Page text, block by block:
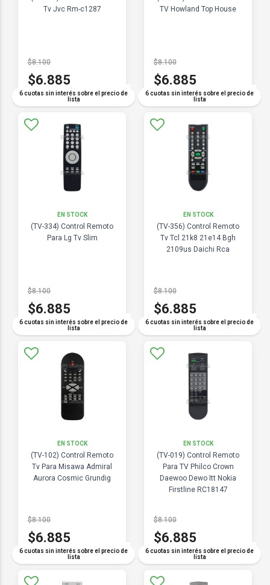
Tv Jvc Rm-c1287
6 cuotas sin interés sobre el precio de
lista
$8.100
$6.885
COMPARAR
TV Howland Top House
6 cuotas sin interés sobre el precio de
lista
$8.100
$6.885
COMPARAR
EN STOCK
(TV-334) Control Remoto
Para Lg Tv Slim
6 cuotas sin interés sobre el precio de
lista
$8.100
$6.885
COMPARAR
EN STOCK
(TV-356) Control Remoto
Tv Tcl 21k8 21e14 Bgh
2109us Daichi Rca
6 cuotas sin interés sobre el precio de
lista
$8.100
$6.885
COMPARAR
EN STOCK
(TV-102) Control Remoto
Tv Para Misawa Admiral
Aurora Cosmic Grundig
6 cuotas sin interés sobre el precio de
lista
$8.100
$6.885
COMPARAR
EN STOCK
(TV-019) Control Remoto
Para TV Philco Crown
Daewoo Dewo Itt Nokia
Firstline RC18147
6 cuotas sin interés sobre el precio de
lista
$8.100
$6.885
COMPARAR